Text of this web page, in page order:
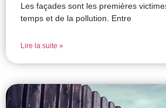
Les façades sont les premières
temps et de la pollution. Entre
Lire la suite »